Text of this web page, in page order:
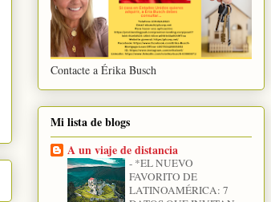
Contacte a Érika Busch
Mi lista de blogs
A un viaje de distancia
- *EL NUEVO
FAVORITO DE
LATINOAMÉRICA: 7